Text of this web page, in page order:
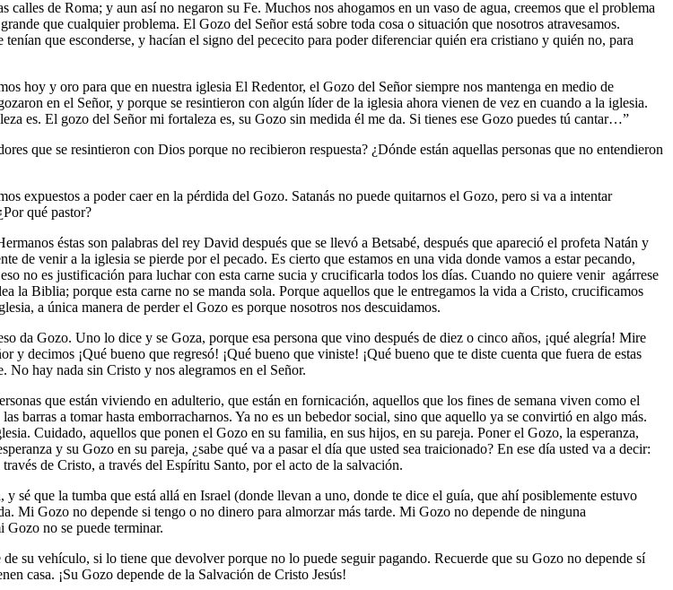
de Roma; y aun así no negaron su Fe. Muchos nos ahogamos en un vaso de agua, creemos que el problema
que cualquier problema. El Gozo del Señor está sobre toda cosa o situación que nosotros atravesamos.
que esconderse, y hacían el signo del pececito para poder diferenciar quién era cristiano y quién no, para
hoy y oro para que en nuestra iglesia El Redentor, el Gozo del Señor siempre nos mantenga en medio de
en el Señor, y porque se resintieron con algún líder de la iglesia ahora vienen de vez en cuando a la iglesia.
es. El gozo del Señor mi fortaleza es, su Gozo sin medida él me da. Si tienes ese Gozo puedes tú cantar…”
que se resintieron con Dios porque no recibieron respuesta? ¿Dónde están aquellas personas que no entendieron
expuestos a poder caer en la pérdida del Gozo. Satanás no puede quitarnos el Gozo, pero si va a intentar
qué pastor?
éstas son palabras del rey David después que se llevó a Betsabé, después que apareció el profeta Natán y
de venir a la iglesia se pierde por el pecado. Es cierto que estamos en una vida donde vamos a estar pecando,
no es justificación para luchar con esta carne sucia y crucificarla todos los días. Cuando no quiere venir agárrese
la Biblia; porque esta carne no se manda sola. Porque aquellos que le entregamos la vida a Cristo, crucificamos
a única manera de perder el Gozo es porque nosotros nos descuidamos.
da Gozo. Uno lo dice y se Goza, porque esa persona que vino después de diez o cinco años, ¡qué alegría! Mire
decimos ¡Qué bueno que regresó! ¡Qué bueno que viniste! ¡Qué bueno que te diste cuenta que fuera de estas
No hay nada sin Cristo y nos alegramos en el Señor.
que están viviendo en adulterio, que están en fornicación, aquellos que los fines de semana viven como el
barras a tomar hasta emborracharnos. Ya no es un bebedor social, sino que aquello ya se convirtió en algo más.
Cuidado, aquellos que ponen el Gozo en su familia, en sus hijos, en su pareja. Poner el Gozo, la esperanza,
y su Gozo en su pareja, ¿sabe qué va a pasar el día que usted sea traicionado? En ese día usted va a decir:
de Cristo, a través del Espíritu Santo, por el acto de la salvación.
que la tumba que está allá en Israel (donde llevan a uno, donde te dice el guía, que ahí posiblemente estuvo
Mi Gozo no depende si tengo o no dinero para almorzar más tarde. Mi Gozo no depende de ninguna
no se puede terminar.
su vehículo, si lo tiene que devolver porque no lo puede seguir pagando. Recuerde que su Gozo no depende sí
casa. ¡Su Gozo depende de la Salvación de Cristo Jesús!